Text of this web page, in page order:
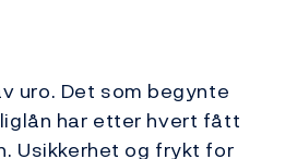
uro. Det som begynte
har etter hvert fått
Usikkerhet og frykt for